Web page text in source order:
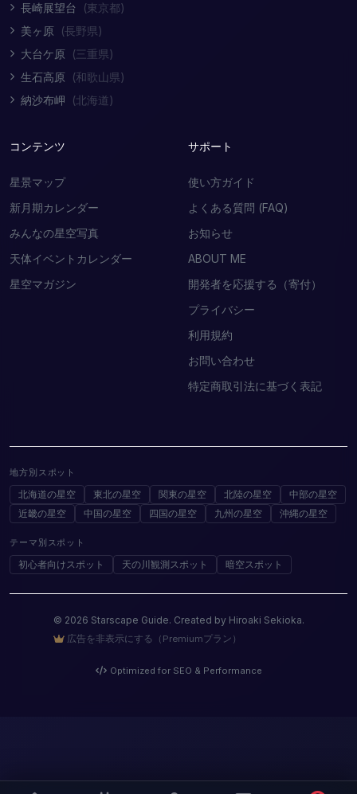
長崎展望台
(東京都)
美ヶ原 (長野県)
大台ケ原 (三重県)
生石高原 (和歌山県)
納沙布岬
(北海道)
コンテンツ
星景マップ
新月期カレンダー
みんなの星空写真
天体イベントカレンダー
星空マガジン
サポート
使い方ガイド
よくある質問 (FAQ)
お知らせ
ABOUT ME
開発者を応援する（寄付）
プライバシー
利用規約
お問い合わせ
特定商取引法に基づく表記
地方別スポット
北海道の星空 東北の星空 関東の星空 北陸の星空
中部の星空
近畿の星空
中国の星空 四国の星空 九州の星空 沖縄の星空
テーマ別スポット
初心者向けスポット 天の川観測スポット 暗空スポット
© 2026 Starscape Guide. Created by Hiroaki Sekioka.
広告を非表示にする（Premiumプラン）
Optimized for SEO & Performance